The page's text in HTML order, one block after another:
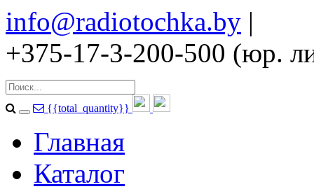
info@radiotochka.by |
+375-17-3-200-500 (юр.
{{total_quantity}}
Главная
Каталог